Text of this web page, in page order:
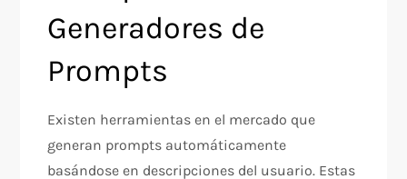
Generadores de
Prompts
Existen herramientas en el mercado que
generan prompts automáticamente
basándose en descripciones del usuario. Estas